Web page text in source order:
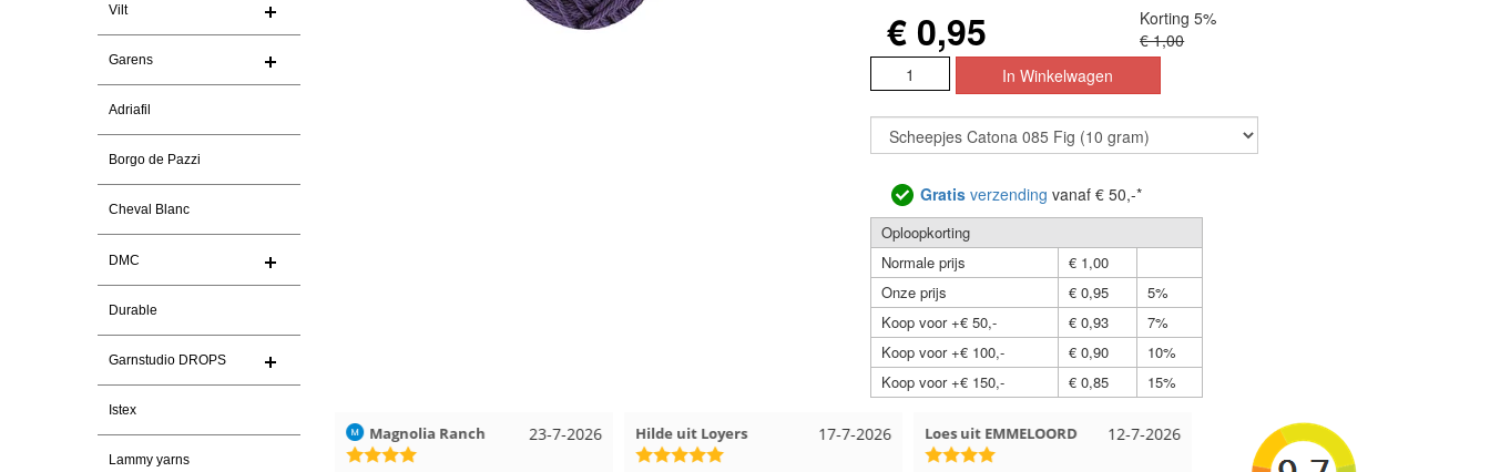
Vilt
Garens
Adriafil
Borgo de Pazzi
Cheval Blanc
DMC
Durable
Garnstudio DROPS
Istex
Lammy yarns
€ 0,95
Korting 5%
€ 1,00
Gratisverzending vanaf € 50,-*
Oploopkorting
Normale prijs
€ 1,00
Onze prijs
€ 0,95
5%
Koop voor +€ 50,-
€ 0,93
7%
Koop voor +€ 100,-
€ 0,90
10%
Koop voor +€ 150,-
€ 0,85 15%
30-7-2026
Christel Vanderlinden 23-7-2026
Magnolia Ranch 17-7-2026
Hilde uit Loyers 12-7-2026
Loes uit EMMELOORD Nell uit Beuningen